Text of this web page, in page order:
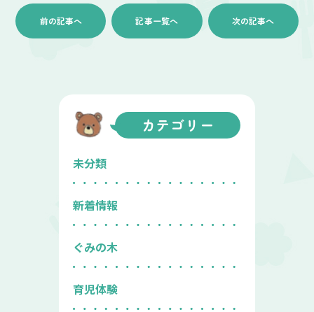
前の記事へ 記事一覧へ 次の記事へ
カテゴリー
未分類
新着情報
ぐみの木
育児体験